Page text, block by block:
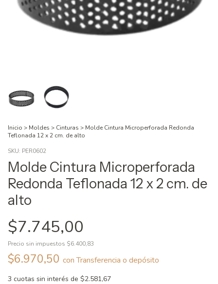
Inicio > Moldes > Cinturas > Molde Cintura Microperforada Redonda
Teflonada 12 x 2 cm. de alto
SKU: PER0602
Molde Cintura Microperforada
Redonda Teflonada 12 x 2 cm. de
alto
$7.745,00
Precio sin impuestos $6.400,83
$6.970,50 con Transferencia o depósito
3 cuotas sin interés de $2.581,67